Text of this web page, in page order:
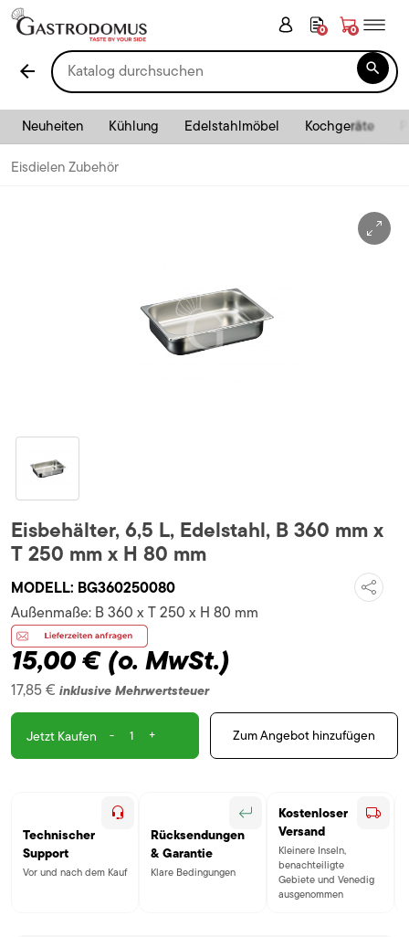
0 0
arrow_back 
Neuheiten Kühlung Edelstahlmöbel Kochgeräte
Eisdielen Zubehör
Eisbehälter, 6,5 L, Edelstahl, B 360 mm x
T 250 mm x H 80 mm
MODELL: BG360250080
Außenmaße: B 360 x T 250 x H 80 mm
15,00 €(o. MwSt.)
17,85 € inklusive Mehrwertsteuer
Jetzt Kaufen - + Zum Angebot hinzufügen
Technischer
Support
Vor und nach dem Kauf
Rücksendungen
& Garantie
Klare Bedingungen
Kostenloser
Versand
Kleinere Inseln,
benachteiligte
Gebiete und Venedig
ausgenommen